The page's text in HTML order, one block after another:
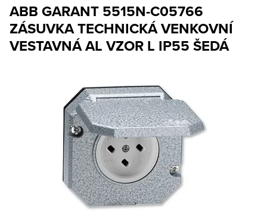
ABB GARANT 5515N-C05766
ZÁSUVKA TECHNICKÁ VENKOVNÍ
VESTAVNÁ AL VZOR L IP55 ŠEDÁ